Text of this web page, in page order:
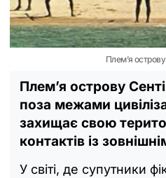
Плем’я
Плем’я острову
поза межами
захищає свою
контактів із
У світі, де супутники